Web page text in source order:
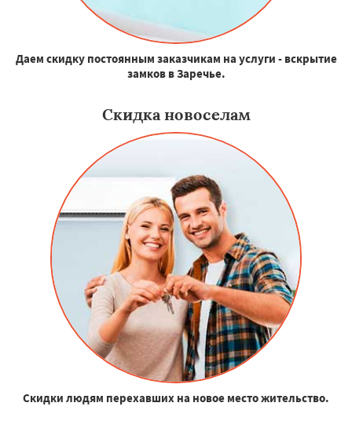
Даем скидку постоянным заказчикам на услуги - вскрытие
замков в Заречье.
Скидка новоселам
Скидки людям перехавших на новое место жительство.